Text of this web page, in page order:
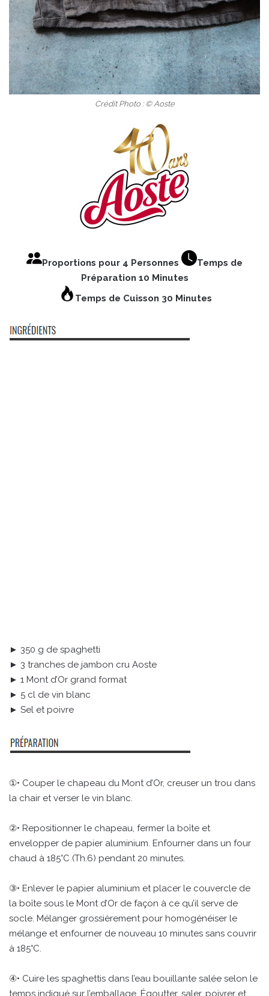
Crédit Photo : © Aoste
Proportions pour 4 Personnes
Temps de
Préparation 10 Minutes
Temps de Cuisson 30 Minutes
► 350 g de spaghetti
► 3 tranches de jambon cru Aoste
► 1 Mont d’Or grand format
► 5 cl de vin blanc
► Sel et poivre
①• Couper le chapeau du Mont d’Or, creuser un trou dans
la chair et verser le vin blanc.
②• Repositionner le chapeau, fermer la boîte et
envelopper de papier aluminium. Enfourner dans un four
chaud à 185°C (Th.6) pendant 20 minutes.
③• Enlever le papier aluminium et placer le couvercle de
la boîte sous le Mont d’Or de façon à ce qu’il serve de
socle. Mélanger grossièrement pour homogénéiser le
mélange et enfourner de nouveau 10 minutes sans couvrir
à 185°C.
④• Cuire les spaghettis dans l’eau bouillante salée selon le
temps indiqué sur l’emballage. Égoutter, saler, poivrer et